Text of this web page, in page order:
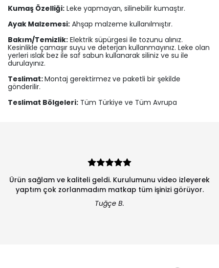
Kumaş Özelliği: Leke yapmayan, silinebilir kumaştır.
Ayak Malzemesi: Ahşap malzeme kullanılmıştır.
Bakım/Temizlik: Elektrik süpürgesi ile tozunu alınız.
Kesinlikle çamaşır suyu ve deterjan kullanmayınız. Leke olan
yerleri ıslak bez ile saf sabun kullanarak siliniz ve su ile
durulayınız.
Teslimat:Montaj gerektirmez ve paketli bir şekilde
gönderilir.
Teslimat Bölgeleri: Tüm Türkiye ve Tüm Avrupa
Ürün sağlam ve kaliteli geldi. Kurulumunu video izleyerek
yaptım çok zorlanmadım matkap tüm işinizi görüyor.
Tuğçe B.